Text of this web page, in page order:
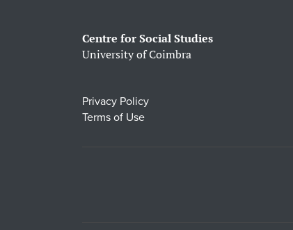
Centre for Social Studies
University of Coimbra
Privacy Policy
Terms of Use